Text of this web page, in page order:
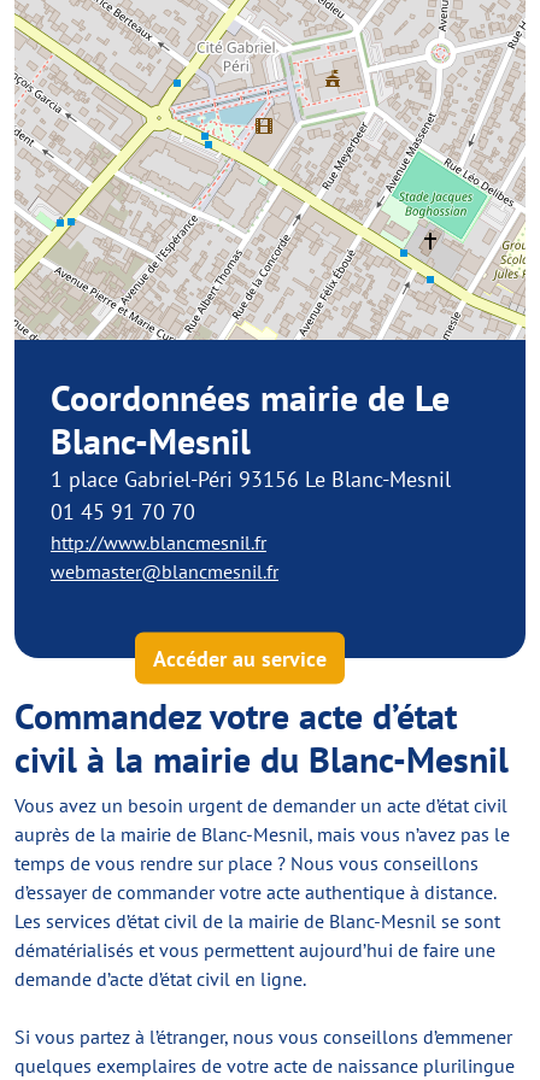
Coordonnées mairie de Le
Blanc-Mesnil
1 place Gabriel-Péri 93156 Le Blanc-Mesnil
01 45 91 70 70
http://www.blancmesnil.fr
webmaster@blancmesnil.fr
Accéder au service
Commandez votre acte d’état
civil à la mairie du Blanc-Mesnil
Vous avez un besoin urgent de demander un acte d’état civil
auprès de la mairie de Blanc-Mesnil, mais vous n’avez pas le
temps de vous rendre sur place ? Nous vous conseillons
d’essayer de commander votre acte authentique à distance.
Les services d’état civil de la mairie de Blanc-Mesnil se sont
dématérialisés et vous permettent aujourd’hui de faire une
demande d’acte d’état civil en ligne.
Si vous partez à l’étranger, nous vous conseillons d’emmener
quelques exemplaires de votre acte de naissance plurilingue